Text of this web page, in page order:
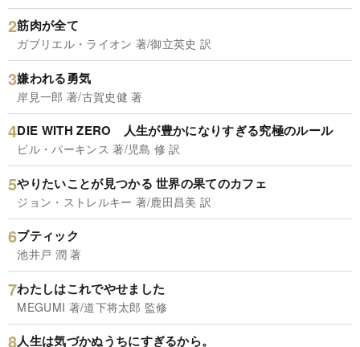
筋肉が全て
ガブリエル・ライオン 著/御立英史 訳
嫌われる勇気
岸見一郎 著/古賀史健 著
DIE WITH ZERO 人生が豊かになりすぎる究極のルール
ビル・パーキンス 著/児島 修 訳
やりたいことが見つかる 世界の果てのカフェ
ジョン・ストレルキー 著/鹿田昌美 訳
ブティック
池井戸 潤 著
わたしはこれでやせました
MEGUMI 著/道下将太郎 監修
人生は気づかぬうちにすぎるから。